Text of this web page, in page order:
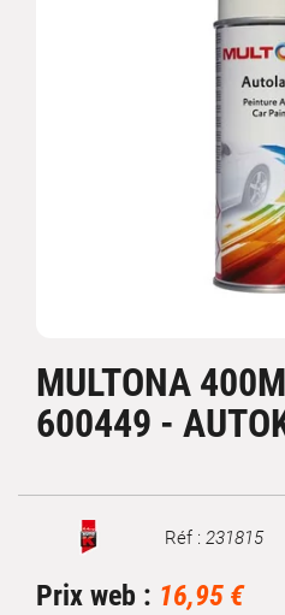
MULTONA
600449 -
Marque Réf : 231815
Prix web : 16,95 €